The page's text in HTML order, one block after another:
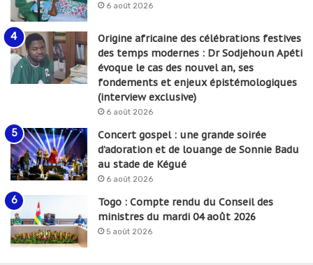
6 août 2026
Origine africaine des célébrations festives
des temps modernes : Dr Sodjehoun Apéti
évoque le cas des nouvel an, ses
fondements et enjeux épistémologiques
(interview exclusive)
6 août 2026
Concert gospel : une grande soirée
d’adoration et de louange de Sonnie Badu
au stade de Kégué
6 août 2026
Togo : Compte rendu du Conseil des
ministres du mardi 04 août 2026
5 août 2026